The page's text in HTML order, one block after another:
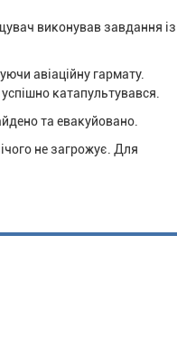
виконував завдання із
авіаційну гармату.
катапультувався.
та евакуйовано.
не загрожує. Для